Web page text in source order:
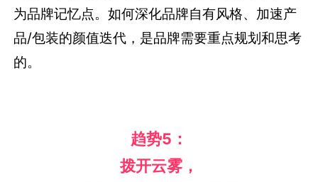
为品牌记忆点。如何深化品牌自有风格、加速产
品/包装的颜值迭代，是品牌需要重点规划和思考
的。
趋势5：
拨开云雾，